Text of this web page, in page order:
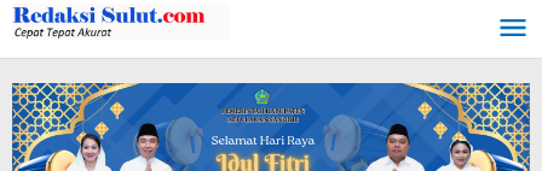
Lewati
ke
konten